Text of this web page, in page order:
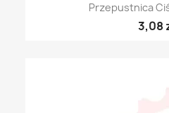
Przepustnica
3,08